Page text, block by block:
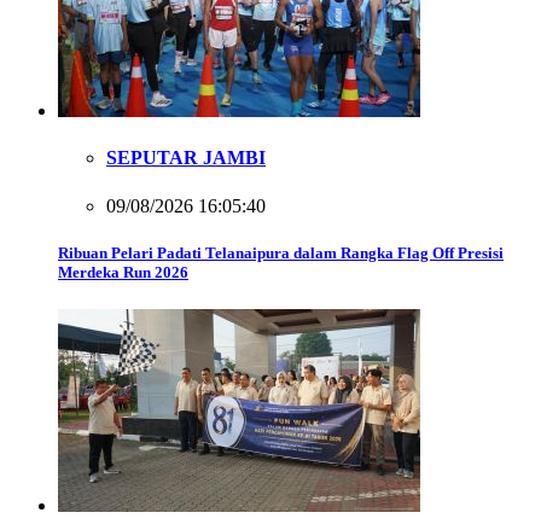
SEPUTAR JAMBI
09/08/2026 16:05:40
Ribuan Pelari Padati Telanaipura dalam Rangka Flag Off Presisi
Merdeka Run 2026